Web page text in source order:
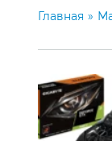
Главная »